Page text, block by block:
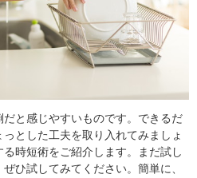
と感じやすいものです。できるだ
とした工夫を取り入れてみましょ
時短術をご紹介します。まだ試し
ひ試してみてください。簡単に、